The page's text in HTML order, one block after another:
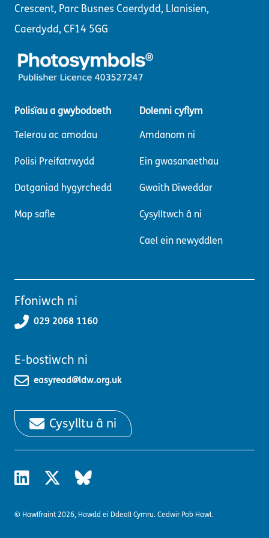
Crescent, Parc Busnes Caerdydd, Llanisien,
Caerdydd, CF14 5GG
Polisïau a gwybodaeth
Telerau ac amodau
Polisi Preifatrwydd
Datganiad hygyrchedd
Map safle
Dolenni cyflym
Amdanom ni
Ein gwasanaethau
Gwaith Diweddar
Cysylltwch â ni
Cael ein newyddlen
Ffoniwch ni
029 2068 1160
E-bostiwch ni
easyread@ldw.org.uk
Cysylltu â ni
© Hawlfraint 2026, Hawdd ei Ddeall Cymru. Cedwir Pob Hawl.